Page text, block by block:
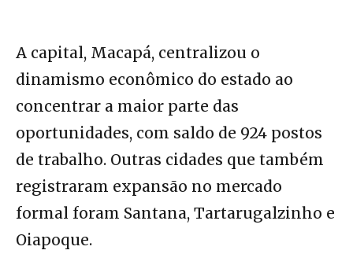
A capital, Macapá, centralizou o
dinamismo econômico do estado ao
concentrar a maior parte das
oportunidades, com saldo de 924 postos
de trabalho. Outras cidades que também
registraram expansão no mercado
formal foram Santana, Tartarugalzinho e
Oiapoque.